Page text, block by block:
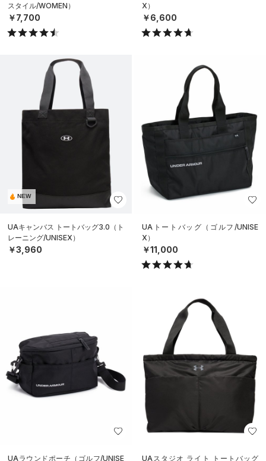
スタイル/WOMEN）
￥7,700
X）
￥6,600
NEW
UAキャンバス トートバッグ3.0（ト
レーニング/UNISEX）
￥3,960
UAトートバッグ（ゴルフ/UNISE
X）
￥11,000
UAラウンドポーチ（ゴルフ/UNISE
UAスタジオ ライト トートバッグ